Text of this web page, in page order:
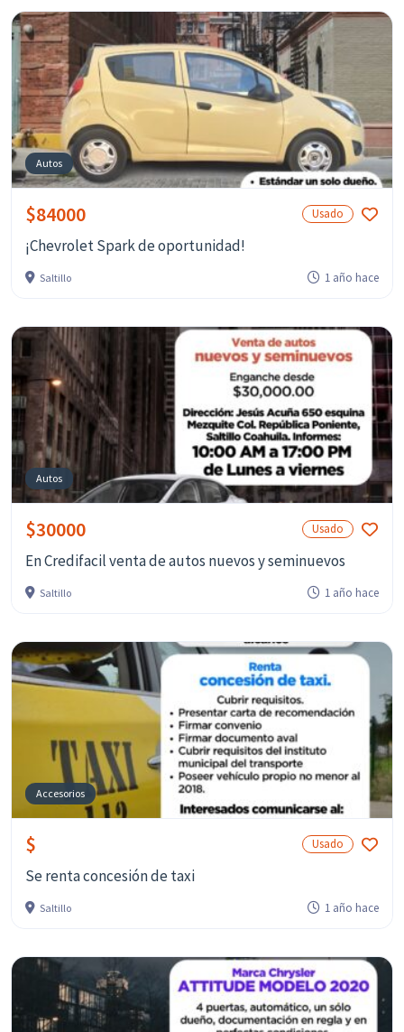
Autos
$84000 Usado
¡Chevrolet Spark de oportunidad!
Saltillo 1 año hace
Autos
$30000 Usado
En Credifacil venta de autos nuevos y seminuevos
Saltillo 1 año hace
Accesorios
$ Usado
Se renta concesión de taxi
Saltillo 1 año hace